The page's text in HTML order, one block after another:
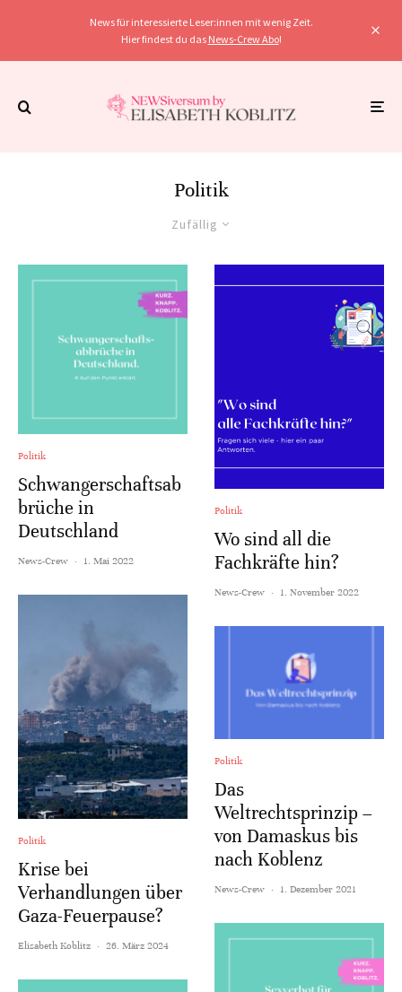
News für interessierte Leser:innen mit wenig Zeit.
Hier findest du das News-Crew Abo!
Politik
Zufällig
Politik
Schwangerschaftsab
brüche in
Deutschland
News-Crew · 1. Mai 2022
Politik
Krise bei
Verhandlungen über
Gaza-Feuerpause?
Elisabeth Koblitz · 26. März 2024
Politik
Wo sind all die
Fachkräfte hin?
News-Crew · 1. November 2022
Politik
Das
Weltrechtsprinzip –
von Damaskus bis
nach Koblenz
News-Crew · 1. Dezember 2021